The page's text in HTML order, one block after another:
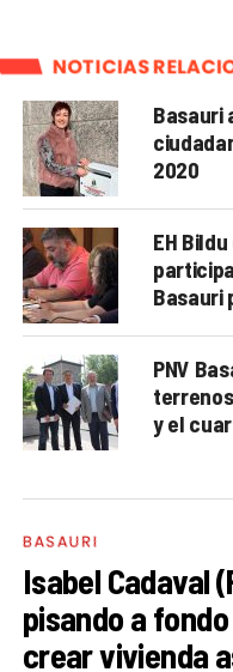
NOTICIAS
Basauri
2020
EH
Basauri
PNV
y el
BASAURI
Isabel Cadaval
pisando a
crear vivienda